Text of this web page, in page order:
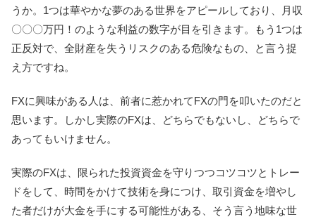
うか。1つは華やかな夢のある世界をアピールしており、月収
〇〇〇万円！のような利益の数字が目を引きます。もう1つは
正反対で、全財産を失うリスクのある危険なもの、と言う捉
え方ですね。
FXに興味がある人は、前者に惹かれてFXの門を叩いたのだと
思います。しかし実際のFXは、どちらでもないし、どちらで
あってもいけません。
実際のFXは、限られた投資資金を守りつつコツコツとトレー
ドをして、時間をかけて技術を身につけ、取引資金を増やし
た者だけが大金を手にする可能性がある、そう言う地味な世